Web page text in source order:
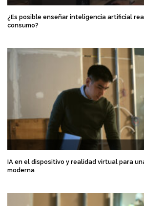
¿Es posible enseñar inteligencia artificial
consumo?
IA en el dispositivo y realidad virtual para
moderna